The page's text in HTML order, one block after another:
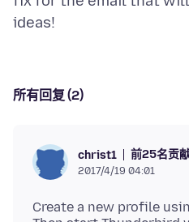
所有回复 (2)
christ1 前25名贡
2017/4/19 04:01
Create a new profile